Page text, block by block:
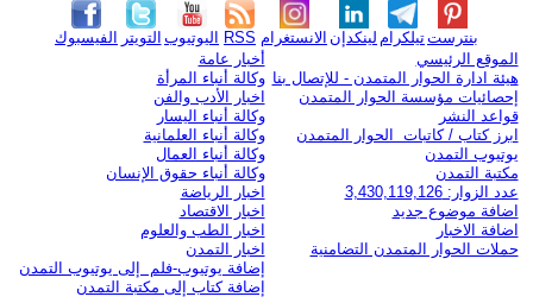
الفيسبوك التويتر اليوتيوب RSS الانستغرام لينكدإن تيلكرامبنترست
الموقع الرئيسي
هيئة ادارة الحوار المتمدن - للإتصال بنا
إحصائيات مؤسسة الحوار المتمدن
قواعد النشر
ابرز كتاب / كاتبات الحوار المتمدن
يوتيوب التمدن
مكتبة التمدن
عدد الزوار: 3,430,119,126
اضافة موضوع جديد
اضافة الاخبار
حملات الحوار المتمدن التضامنية
أخبار عامة
وكالة أنباء المرأة
اخبار الأدب والفن
وكالة أنباء اليسار
وكالة أنباء العلمانية
وكالة أنباء العمال
وكالة أنباء حقوق الإنسان
اخبار الرياضة
اخبار الاقتصاد
اخبار الطب والعلوم
اخبار التمدن
إضافة يوتيوب-فلم إلى يوتيوب التمدن
إضافة كتاب إلى مكتبة التمدن